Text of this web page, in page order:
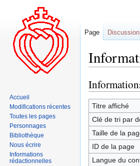
Aller
à
la
navigation
Aller
à
la
recherche
Titre affiché
Clé de tri par
Taille de la
ID de la page
Langue du
Page Discussion
Accueil
Modifications récentes
Toutes les pages
Personnages
Bibliothèque
Nous écrire
Informations
rédactionnelles